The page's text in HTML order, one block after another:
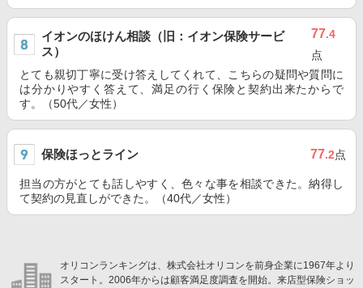
イオンのほけん相談（旧：イオン保険サービ
ス）
77.4
点
とても親切丁寧に受け答えしてくれて、こちらの疑問や質問に
は分かりやすく答えて、満足の行く保険と契約出来たからで
す。（50代／女性）
保険ほっとライン 77.2点
担当の方がとても話しやすく、色々な事を相談できた。納得し
て契約の見直しができた。（40代／女性）
オリコンランキングは、株式会社オリコンを前身企業に1967年より
スタート。2006年からは顧客満足度調査を開始。来店型保険ショッ